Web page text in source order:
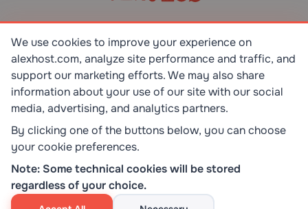
SR EN ISO/IEC 27001:2023
STANDART
ISO 9001:2015
TOP 10 DEDICATED SERVERS
HOST ADVICE
We use cookies to improve your experience on
alexhost.com, analyze site performance and traffic, and
support our marketing efforts. We may also share
information about your use of our site with our social
media, advertising, and analytics partners.
By clicking one of the buttons below, you can choose
your cookie preferences.
Note: Some technical cookies will be stored
regardless of your choice.